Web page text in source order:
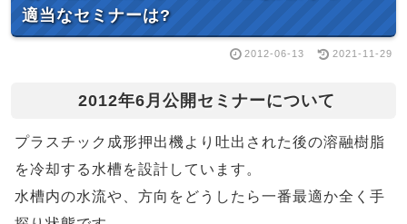
適当なセミナーは?
2012-06-13 2021-11-29
2012年6月公開セミナーについて
プラスチック成形押出機より吐出された後の溶融樹脂
を冷却する水槽を設計しています。
水槽内の水流や、方向をどうしたら一番最適か全く手